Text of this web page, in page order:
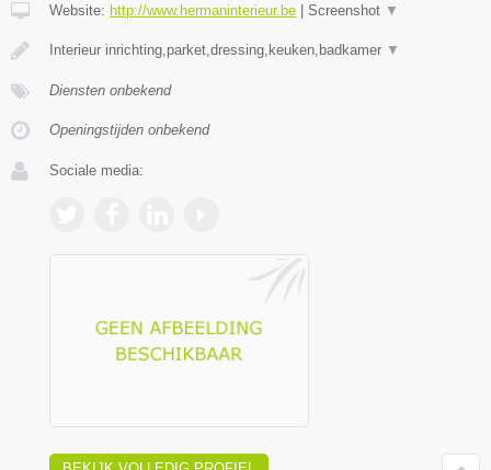
Website: http://www.hermaninterieur.be | Screenshot ▼
Interieur inrichting,parket,dressing,keuken,badkamer ▼
Diensten onbekend
Openingstijden onbekend
Sociale media: